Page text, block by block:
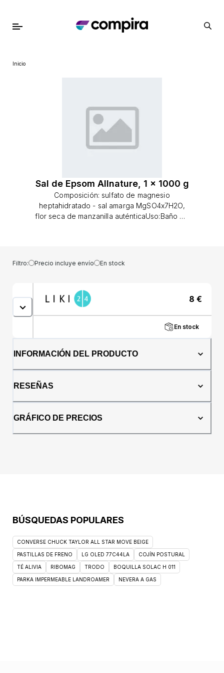
Inicio
Sal de Epsom Allnature, 1 x 1000 g
Composición: sulfato de magnesio
heptahidratado - sal amarga MgSO4x7H2O,
flor seca de manzanilla auténticaUso:Baño de
Epsom. Reserva al menos 40 minutos para el
baño. Esto dará como resultado la máxima
minerales del agua. Advertencia: No lo tome
internamente.Contenido: 1000
Březhradská 148, 503 32 Hradec Králové
Prueba otros productos de la marca
categorías de Cosmética, Aditivos para Baño
ahora tiene un 8% de descuento. Si no estás
Filtro: Precio incluye envío En stock
8 €
En stock
INFORMACIÓN DEL PRODUCTO
RESEÑAS
GRÁFICO DE PRECIOS
BÚSQUEDAS POPULARES
CONVERSE CHUCK TAYLOR ALL STAR MOVE BEIGE
PASTILLAS DE FRENO LG OLED 77C44LA COJÍN POSTURAL
TÉ ALIVIA RIBOMAG TRODO BOQUILLA SOLAC H 011
PARKA IMPERMEABLE LANDROAMER NEVERA A GAS